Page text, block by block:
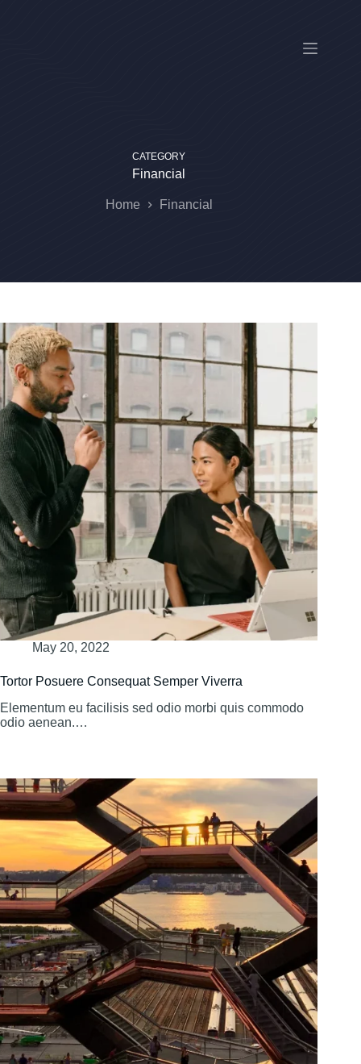
CATEGORY
Financial
Home Financial
May 20, 2022
Tortor Posuere Consequat Semper Viverra
Elementum eu facilisis sed odio morbi quis commodo
odio aenean.…